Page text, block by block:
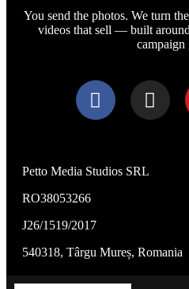
You send the photos. We turn
videos that sell — built
campaign
Petto Media Studios SRL
RO38053266
J26/1519/2017
540318, Târgu Mureș, Romania